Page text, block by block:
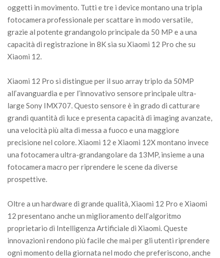
oggetti in movimento. Tutti e tre i device montano una tripla
fotocamera professionale per scattare in modo versatile,
grazie al potente grandangolo principale da 50 MP e a una
capacità di registrazione in 8K sia su Xiaomi 12 Pro che su
Xiaomi 12.
Xiaomi 12 Pro si distingue per il suo array triplo da 50MP
all’avanguardia e per l’innovativo sensore principale ultra-
large Sony IMX707. Questo sensore è in grado di catturare
grandi quantità di luce e presenta capacità di imaging avanzate,
una velocità più alta di messa a fuoco e una maggiore
precisione nel colore. Xiaomi 12 e Xiaomi 12X montano invece
una fotocamera ultra-grandangolare da 13MP, insieme a una
fotocamera macro per riprendere le scene da diverse
prospettive.
Oltre a un hardware di grande qualità, Xiaomi 12 Pro e Xiaomi
12 presentano anche un miglioramento dell’algoritmo
proprietario di Intelligenza Artificiale di Xiaomi. Queste
innovazioni rendono più facile che mai per gli utenti riprendere
ogni momento della giornata nel modo che preferiscono, anche